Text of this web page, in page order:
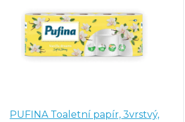
PUFINA Toaletní papír, 3vrstvý,